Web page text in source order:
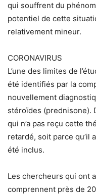
qui souffrent du
potentiel de cette
relativement mineur.
CORONAVIRUS
L’une des limites de
été identifiés par la
nouvellement
stéroïdes (prednisone).
qui n’a pas reçu cette
retardé, soit parce qu’il
été inclus.
Les chercheurs qui ont
comprennent près de